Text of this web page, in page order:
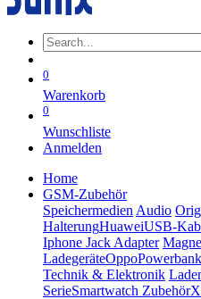
0
Warenkorb
0
Wunschliste
Anmelden
Home
GSM-Zubehör
Speichermedien Audio
HalterungHuaweiUSB-
Iphone Jack Adapter
LadegeräteOppoPowerbank
Technik & Elektronik
SerieSmartwatch Zubehör